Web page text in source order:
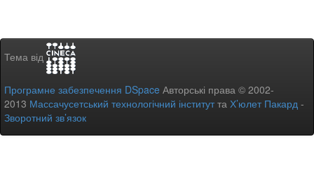
Тема від
Програмне забезпечення DSpace Авторські права © 2002-
2013 Массачусетський технологічний інститутта Х’юлет Пакард -
Зворотний зв’язок